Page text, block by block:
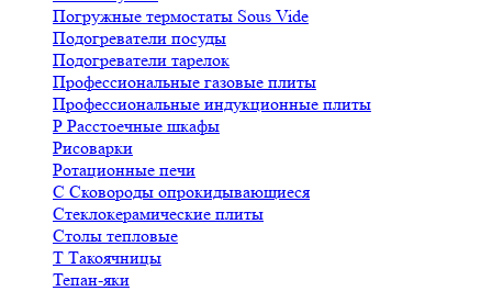
Погружные термостаты Sous Vide
Подогреватели посуды
Подогреватели тарелок
Профессиональные газовые плиты
Профессиональные индукционные плиты
Р Расстоечные шкафы
Рисоварки
Ротационные печи
С Сковороды опрокидывающиеся
Стеклокерамические плиты
Столы тепловые
Т Такоячницы
Тепан-яки